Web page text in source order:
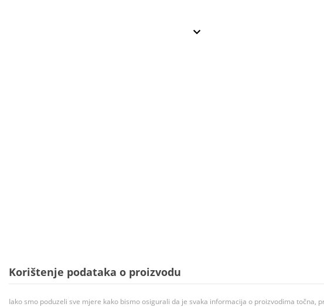
Korištenje podataka o proizvodu
Iako smo poduzeli sve mjere kako bismo osigurali da je svaka informacija o proizvodima